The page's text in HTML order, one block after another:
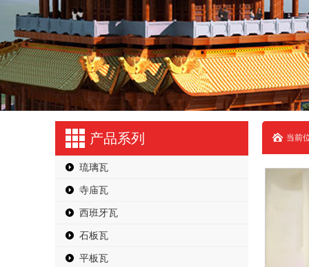
产品系列
琉璃瓦
寺庙瓦
西班牙瓦
石板瓦
平板瓦
当前